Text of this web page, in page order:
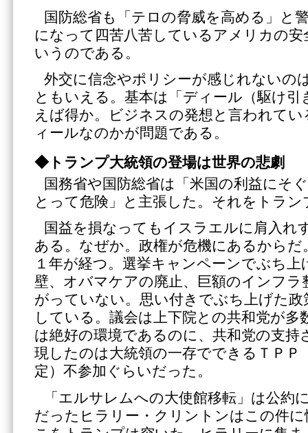
国防総省も「テロの脅威を高める」と
になって四苦八苦しているアメリカの
いうのである。
外交に信念やポリシーが感じれないの
ともいえる。基本は「ディール（駆け引
えば得か。ビジネスの発想と言われて
ィールなのかが問題である。
◆トランプ大統領の登場は世界の悲劇
国務省や国防総省は「米国の利益にそ
とって危険」と主張した。それをトラン
国益を損なってもイスラエルに肩入れ
ある。なぜか。政権が危機にあるから
１年が経つ。選挙キャンペーンでぶち
壁、オバマケアの廃止、巨額のインフラ
がっていない。思い付きでぶち上げた
している。議会は上下院との共和党が多
は絶好の環境であるのに、共和党の支持
現したのは大統領の一存でできるＴＰＰ
定）不参加ぐらいだった。
「エルサレムへの大使館移転」は公約
だったヒラリー・クリントンはこの件